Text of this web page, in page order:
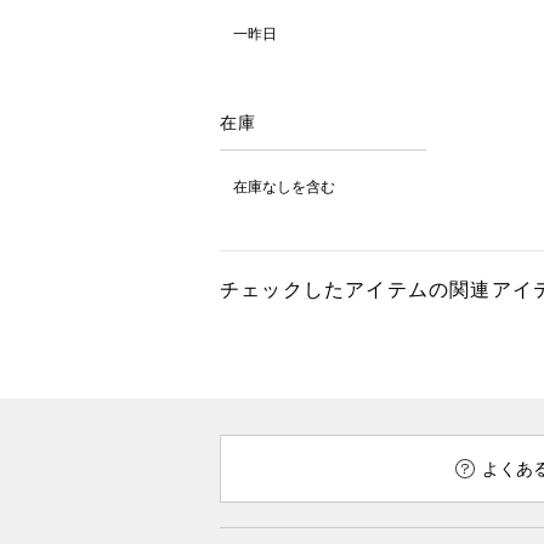
一昨日
在庫
在庫なしを含む
チェックしたアイテムの関連アイ
よくあ